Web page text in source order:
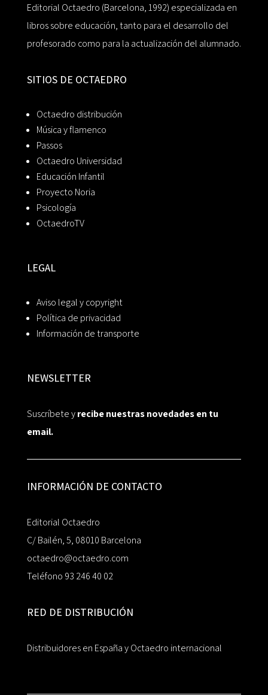
Editorial Octaedro (Barcelona, 1992) especializada en
libros sobre educación, tanto para el desarrollo del
profesorado como para la actualización del alumnado.
SITIOS DE OCTAEDRO
Octaedro distribución
Música y flamenco
Passos
Octaedro Universidad
Educación Infantil
Proyecto Noria
Psicología
OctaedroTV
LEGAL
Aviso legal y copyright
Política de privacidad
Información de transporte
NEWSLETTER
Suscríbete yrecibe nuestras novedades en tu
email.
INFORMACIÓN DE CONTACTO
Editorial Octaedro
C/ Bailén, 5, 08010 Barcelona
octaedro@octaedro.com
Teléfono 93 246 40 02
RED DE DISTRIBUCIÓN
Distribuidores en España y Octaedro internacional